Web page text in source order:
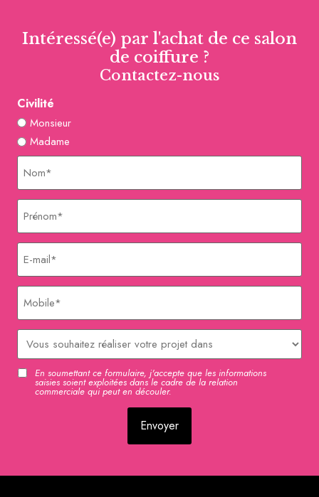
Intéressé(e) par l'achat de ce salon
de coiffure ?
Contactez-nous
Civilité
Monsieur
Madame
Nom
Prénom
E-
mail
Mobile
Délai
RGPDEn soumettant ce formulaire, j'accepte que les informations
saisies soient exploitées dans le cadre de la relation
commerciale qui peut en découler.